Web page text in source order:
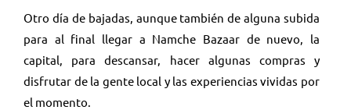
Otro día de bajadas, aunque también de alguna subida
para al final llegar a Namche Bazaar de nuevo, la
capital, para descansar, hacer algunas compras y
disfrutar de la gente local y las experiencias vividas por
el momento.